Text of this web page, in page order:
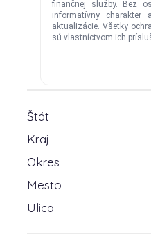
Štát
Kraj
Okres
Mesto
Ulica